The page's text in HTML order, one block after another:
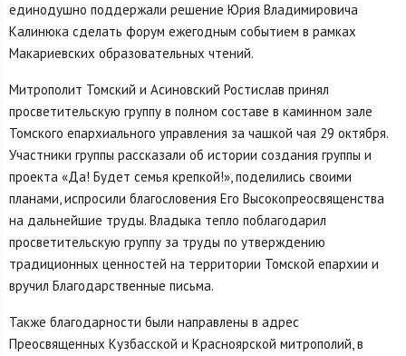
единодушно поддержали решение Юрия Владимировича
Калинюка сделать форум ежегодным событием в рамках
Макариевских образовательных чтений.
Митрополит Томский и Асиновский Ростислав принял
просветительскую группу в полном составе в каминном зале
Томского епархиального управления за чашкой чая 29 октября.
Участники группы рассказали об истории создания группы и
проекта «Да! Будет семья крепкой!», поделились своими
планами, испросили благословения Его Высокопреосвященства
на дальнейшие труды. Владыка тепло поблагодарил
просветительскую группу за труды по утверждению
традиционных ценностей на территории Томской епархии и
вручил Благодарственные письма.
Также благодарности были направлены в адрес
Преосвященных Кузбасской и Красноярской митрополий, в